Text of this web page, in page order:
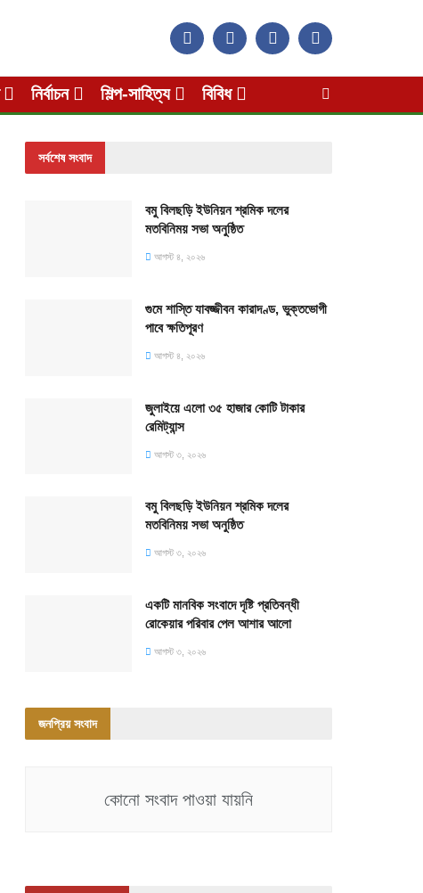
নির্বাচন শিল্প-সাহিত্য বিবিধ
সর্বশেষ সংবাদ
বমু বিলছড়ি ইউনিয়ন শ্রমিক দলের
মতবিনিময় সভা অনুষ্ঠিত
আগস্ট ৪, ২০২৬
গুমে শাস্তি যাবজ্জীবন কারাদণ্ড, ভুক্তভোগী
পাবে ক্ষতিপূরণ
আগস্ট ৪, ২০২৬
জুলাইয়ে এলো ৩৫ হাজার কোটি টাকার
রেমিট্যান্স
আগস্ট ৩, ২০২৬
বমু বিলছড়ি ইউনিয়ন শ্রমিক দলের
মতবিনিময় সভা অনুষ্ঠিত
আগস্ট ৩, ২০২৬
একটি মানবিক সংবাদে দৃষ্টি প্রতিবন্ধী
রোকেয়ার পরিবার পেল আশার আলো
আগস্ট ৩, ২০২৬
জনপ্রিয় সংবাদ
কোনো সংবাদ পাওয়া যায়নি